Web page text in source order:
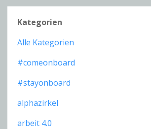
Kategorien
Alle Kategorien
#comeonboard
#stayonboard
alphazirkel
arbeit 4.0